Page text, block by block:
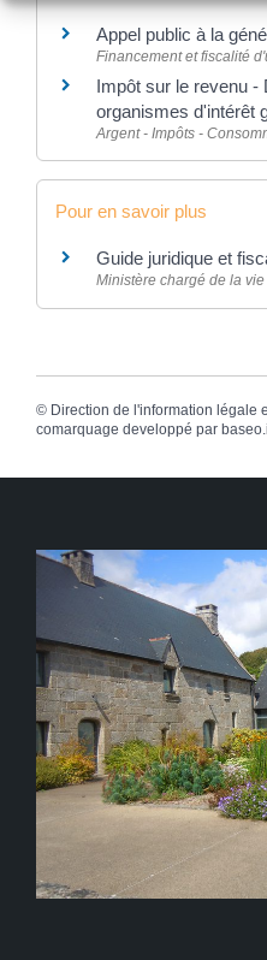
Appel public à la
Financement et fiscalité
Impôt sur le revenu -
organismes d'intérêt
Argent - Impôts -
Pour en savoir plus
Guide juridique et
Ministère chargé de la
© Direction de l'information légale
comarquage developpé par